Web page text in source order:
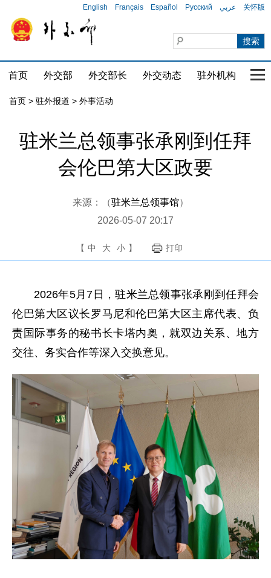
English Français Español Русский عربي 关怀版
首页 外交部 外交部长 外交动态 驻外机构 国
首页 > 驻外报道 > 外事活动
驻米兰总领事张承刚到任拜
会伦巴第大区政要
来源：（驻米兰总领事馆）
2026-05-07 20:17
【 中 大 小 】 打印
2026年5月7日，驻米兰总领事张承刚到任拜会
伦巴第大区议长罗马尼和伦巴第大区主席代表、负
责国际事务的秘书长卡塔内奥，就双边关系、地方
交往、务实合作等深入交换意见。